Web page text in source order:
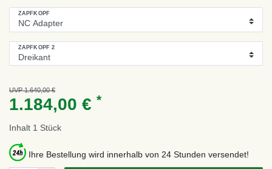
ZAPFKOPF
ZAPFKOPF 2
UVP 1.640,00 €
1.184,00 € *
Inhalt 1 Stück
Ihre Bestellung wird innerhalb von 24 Stunden versendet!